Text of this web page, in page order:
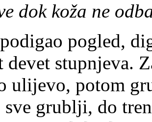
dok koža ne
pogled,
devet stupnjeva.
ulijevo, potom
sve grublji, do